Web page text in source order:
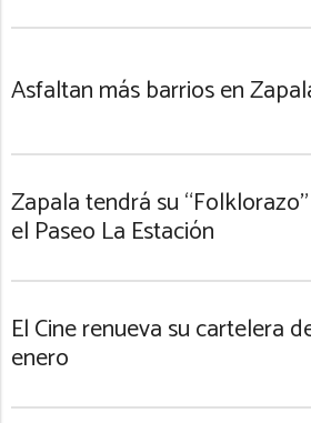
Asfaltan más barrios en
Zapala tendrá su
el Paseo La Estación
El Cine renueva su cartelera
enero